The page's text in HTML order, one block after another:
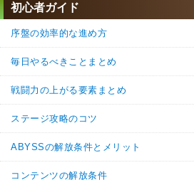
初心者ガイド
序盤の効率的な進め方
毎日やるべきことまとめ
戦闘力の上がる要素まとめ
ステージ攻略のコツ
ABYSSの解放条件とメリット
コンテンツの解放条件